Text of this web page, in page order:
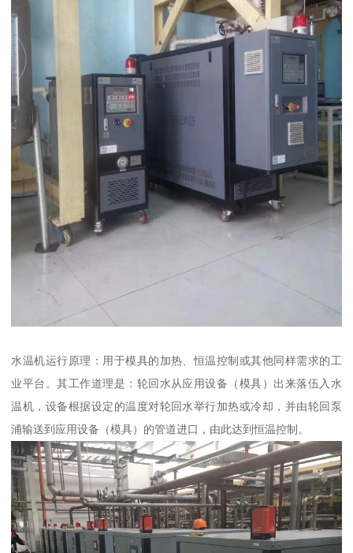
水温机运行原理：用于模具的加热、恒温控制或其他同样需求的工
业平台。其工作道理是：轮回水从应用设备（模具）出来落伍入水
温机，设备根据设定的温度对轮回水举行加热或冷却，并由轮回泵
浦输送到应用设备（模具）的管道进口，由此达到恒温控制。